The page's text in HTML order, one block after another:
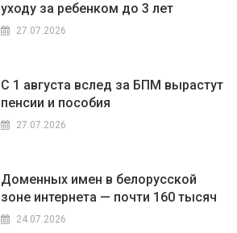
уходу за ребенком до 3 лет
27.07.2026
С 1 августа вслед за БПМ вырастут
пенсии и пособия
27.07.2026
Доменных имен в белорусской
зоне интернета — почти 160 тысяч
24.07.2026